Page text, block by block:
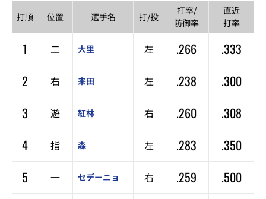
打順 位置 選手名 打/投
打率/
防御率
直近
打率
1 二 大里 左 .266
.333
2
右 来田 左 .238
.300
3
遊 紅林 右 .260
.308
4
指 森 左 .283
.350
5
一 セデーニョ 右 .259
.500